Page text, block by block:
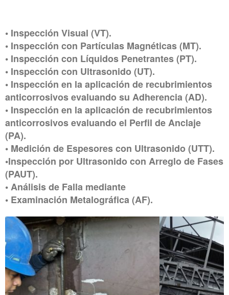
• Inspección Visual (VT).
• Inspección con Partículas Magnéticas (MT).
• Inspección con Líquidos Penetrantes (PT).
• Inspección con Ultrasonido (UT).
• Inspección en la aplicación de recubrimientos
anticorrosivos evaluando su Adherencia (AD).
• Inspección en la aplicación de recubrimientos
anticorrosivos evaluando el Perfil de Anclaje
(PA).
• Medición de Espesores con Ultrasonido (UTT).
•Inspección por Ultrasonido con Arreglo de Fases
(PAUT).
• Análisis de Falla mediante
• Examinación Metalográfica (AF).